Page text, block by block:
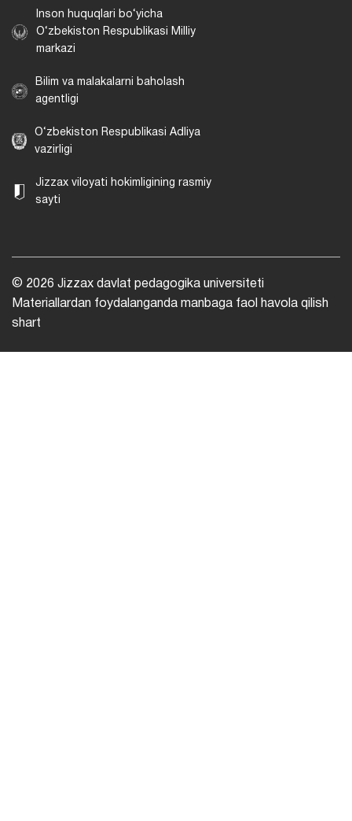
Inson huquqlari bo‘yicha
O‘zbekiston Respublikasi Milliy
markazi
Bilim va malakalarni baholash
agentligi
O‘zbekiston Respublikasi Adliya
vazirligi
Jizzax viloyati hokimligining rasmiy
sayti
© 2026 Jizzax davlat pedagogika universiteti
Materiallardan foydalanganda manbaga faol havola qilish
shart